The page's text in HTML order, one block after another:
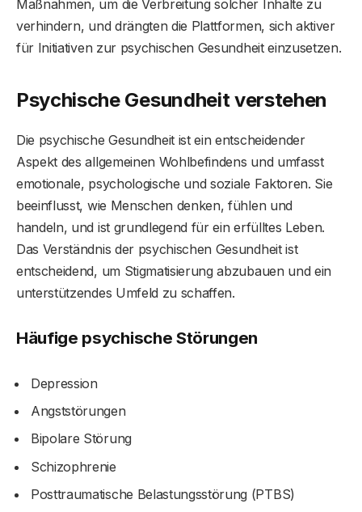
Maßnahmen, um die Verbreitung solcher Inhalte zu
verhindern, und drängten die Plattformen, sich aktiver
für Initiativen zur psychischen Gesundheit einzusetzen.
Psychische Gesundheit verstehen
Die psychische Gesundheit ist ein entscheidender
Aspekt des allgemeinen Wohlbefindens und umfasst
emotionale, psychologische und soziale Faktoren. Sie
beeinflusst, wie Menschen denken, fühlen und
handeln, und ist grundlegend für ein erfülltes Leben.
Das Verständnis der psychischen Gesundheit ist
entscheidend, um Stigmatisierung abzubauen und ein
unterstützendes Umfeld zu schaffen.
Häufige psychische Störungen
Depression
Angststörungen
Bipolare Störung
Schizophrenie
Posttraumatische Belastungsstörung (PTBS)